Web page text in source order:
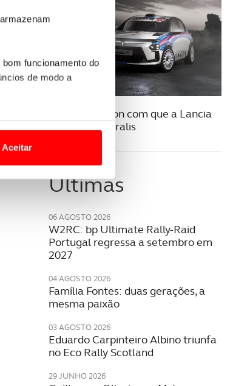
funcionamento do
de modo a
proporcionar
com parceiros
o seu
experiência de
Aceitar
Este é o Ypsilon com que a Lancia
vai voltar aos ralis
Últimas
06 AGOSTO 2026
W2RC: bp Ultimate Rally-Raid
Portugal regressa a setembro em
2027
04 AGOSTO 2026
Família Fontes: duas gerações, a
mesma paixão
03 AGOSTO 2026
Eduardo Carpinteiro Albino triunfa
no Eco Rally Scotland
29 JUNHO 2026